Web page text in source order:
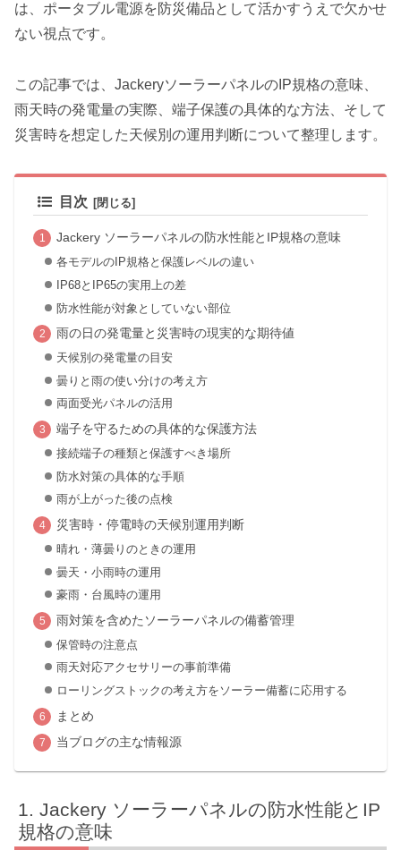
は、ポータブル電源を防災備品として活かすうえで欠かせ
ない視点です。
この記事では、JackeryソーラーパネルのIP規格の意味、
雨天時の発電量の実際、端子保護の具体的な方法、そして
災害時を想定した天候別の運用判断について整理します。
目次
Jackery ソーラーパネルの防水性能とIP規格の意味
各モデルのIP規格と保護レベルの違い
IP68とIP65の実用上の差
防水性能が対象としていない部位
雨の日の発電量と災害時の現実的な期待値
天候別の発電量の目安
曇りと雨の使い分けの考え方
両面受光パネルの活用
端子を守るための具体的な保護方法
接続端子の種類と保護すべき場所
防水対策の具体的な手順
雨が上がった後の点検
災害時・停電時の天候別運用判断
晴れ・薄曇りのときの運用
曇天・小雨時の運用
豪雨・台風時の運用
雨対策を含めたソーラーパネルの備蓄管理
保管時の注意点
雨天対応アクセサリーの事前準備
ローリングストックの考え方をソーラー備蓄に応用する
まとめ
当ブログの主な情報源
Jackery ソーラーパネルの防水性能とIP
規格の意味